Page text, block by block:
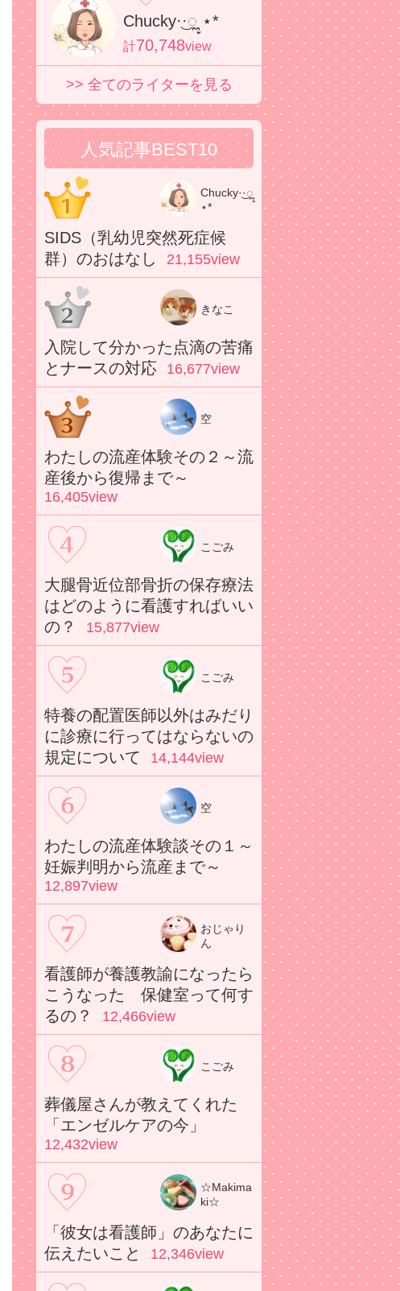
Chucky·͜·ೢ ⋆*
計70,748view
>> 全てのライターを見る
人気記事BEST10
Chucky·͜·ೢ
⋆*
SIDS（乳幼児突然死症候
群）のおはなし
21,155view
きなこ
入院して分かった点滴の苦痛
とナースの対応
16,677view
空
わたしの流産体験その２～流
産後から復帰まで～
16,405view
こごみ
大腿骨近位部骨折の保存療法
はどのように看護すればいい
の？
15,877view
こごみ
特養の配置医師以外はみだり
に診療に行ってはならないの
規定について
14,144view
空
わたしの流産体験談その１～
妊娠判明から流産まで～
12,897view
おじゃり
ん
看護師が養護教諭になったら
こうなった 保健室って何す
るの？
12,466view
こごみ
葬儀屋さんが教えてくれた
「エンゼルケアの今」
12,432view
☆Makima
ki☆
「彼女は看護師」のあなたに
伝えたいこと
12,346view